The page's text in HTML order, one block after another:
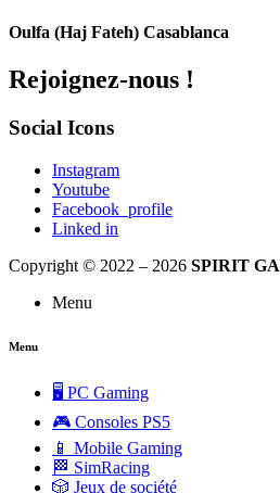
Oulfa (Haj Fateh) Casablanca
Rejoignez-nous !
Social Icons
Instagram
Youtube
Facebook_profile
Linked in
Copyright © 2022 – 2026 SPIRIT
Menu
Menu
🖥️ PC Gaming
🎮 Consoles PS5
📱 Mobile Gaming
🏁 SimRacing
🎲 Jeux de société